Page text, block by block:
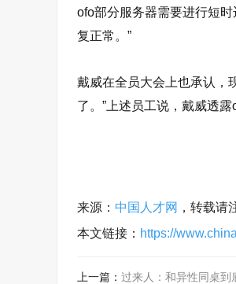
ofo部分服务器需要进行短
复正常。”
戴威在全员大会上也承认，
了。”上述员工说，戴威透
来源： 中国人才网 ，转载请
本文链接： https://
上一篇： 过来人：和异性同桌到